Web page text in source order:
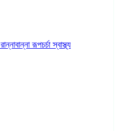
রান্নাবান্নারূপচর্চাস্বাস্থ্য